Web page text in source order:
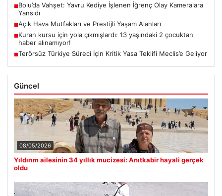
■Bolu’da Vahşet: Yavru Kediye İşlenen İğrenç Olay Kameralara
Yansıdı
■Açık Hava Mutfakları ve Prestijli Yaşam Alanları
■Kuran kursu için yola çıkmışlardı: 13 yaşındaki 2 çocuktan
haber alınamıyor!
■Terörsüz Türkiye Süreci İçin Kritik Yasa Teklifi Meclis’e Geliyor
Güncel
08/05/2026
Yıldırım ailesinin 34 yıllık mucizesi: Anıtkabir hayali gerçek
oldu